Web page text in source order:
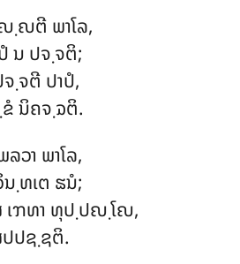
ຎຕີ ພາໂລ,
ນ ປຈ຺ຈຕິ;
ຈຕີ ປາປໍ,
ນິຄຈ຺ຉຕິ.
ວາ ພາໂລ,
ທເຕ ຘນໍ;
ເຠທາ ທຸປ຺ປຎ຺ໂຎ,
ປປຊ຺ຊຕິ.